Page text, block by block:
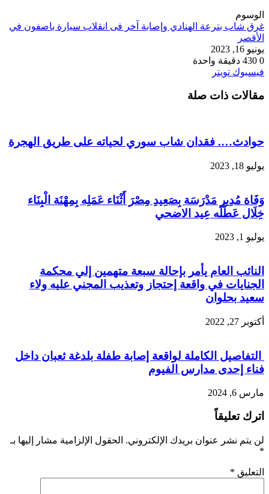
الوسوم
غرق شاب بترعة الهنادي وإصابة آخر فى انقلاب سيارة باصفون في
الأقصر
يونيو 16, 2023
0
دقيقة واحدة
فيسبوك تويتر
البريد
مقالات ذات صلة
حوادث…. فقدان شاب سوري لحياته على طريق الهجرة
يوليو 18, 2023
وَفَاة مُدِير مَدْرَسَة بِصَعِيدِ مِصْرَ أَثْنَاء عَمَلِه بِمِهْنَة الْبِنَاء
خِلَال عَطَّلَه عِيد الاضحي
يوليو 1, 2023
النائب العام يأمر بإحالة سبعة متهمين إلي محكمة
الجنايات في واقعة إحتجاز وتعذيب المجني عليه ولاء
سعيد بحلوان
أكتوبر 27, 2022
التفاصيل الكاملة لواقعة إصابة طفلة بلدغة ثعبان داخل
فناء إحدى مدارس الفيوم
مارس 6, 2024
اترك تعليقاً
لن يتم نشر عنوان بريدك الإلكتروني. الحقول الإلزامية مشار إليها بـ
*
التعليق *